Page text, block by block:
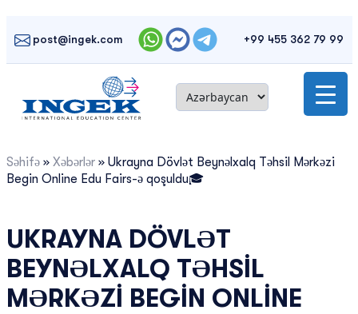
contentpost@ingek.com +99 455 362 79 99
Səhifə » Xəbərlər » Ukrayna Dövlət Beynəlxalq Təhsil Mərkəzi
Begin Online Edu Fairs-ə qoşuldu🎓
UKRAYNA DÖVLƏT
BEYNƏLXALQ TƏHSIL
MƏRKƏZI BEGIN ONLINE